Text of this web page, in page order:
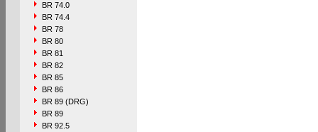
BR 74.0
BR 74.4
BR 78
BR 80
BR 81
BR 82
BR 85
BR 86
BR 89 (DRG)
BR 89
BR 92.5